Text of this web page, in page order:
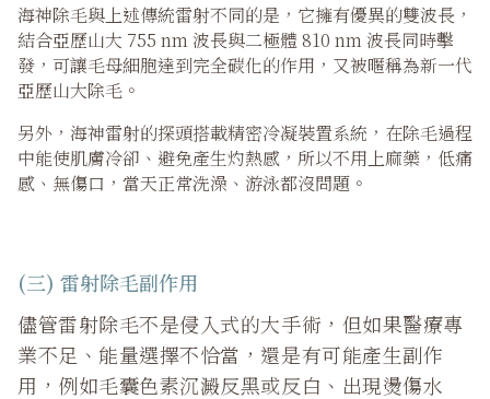
海神除毛與上述傳統雷射不同的是，它擁有優異的雙波長，
結合亞歷山大 755 nm 波長與二極體 810 nm 波長同時擊
發，可讓毛母細胞達到完全碳化的作用，又被暱稱為新一代
亞歷山大除毛。
另外，海神雷射的探頭搭載精密冷凝裝置系統，在除毛過程
中能使肌膚冷卻、避免產生灼熱感，所以不用上麻藥，低痛
感、無傷口，當天正常洗澡、游泳都沒問題。
(三) 雷射除毛副作用
儘管雷射除毛不是侵入式的大手術，但如果醫療專
業不足、能量選擇不恰當，還是有可能產生副作
用，例如毛囊色素沉澱反黑或反白、出現燙傷水